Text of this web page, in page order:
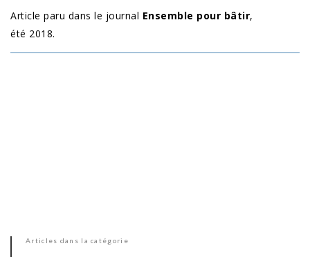
Article paru dans le journal Ensemble pour bâtir,
été 2018.
Articles dans la catégorie